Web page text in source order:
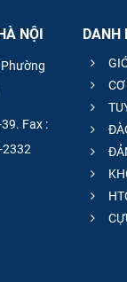
NỘI
Phường
Fax :
2332
DANH